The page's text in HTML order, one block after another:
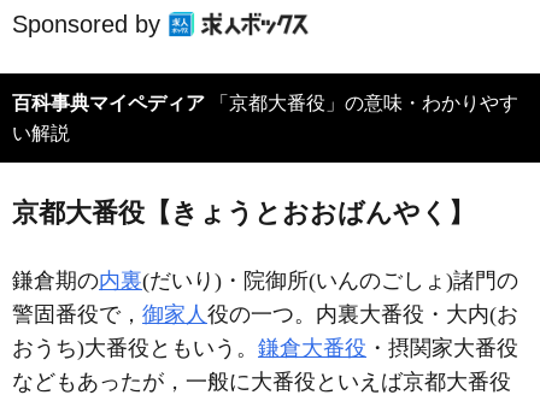
Sponsored by
百科事典マイペディア 「京都大番役」の意味・わかりやす
い解説
京都大番役【きょうとおおばんやく】
鎌倉期の内裏(だいり)・院御所(いんのごしょ)諸門の
警固番役で， 御家人役の一つ。内裏大番役・大内(お
おうち)大番役ともいう。 鎌倉大番役 ・摂関家大番役
などもあったが，一般に大番役といえば京都大番役